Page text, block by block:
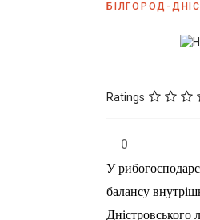
БІЛГОРОД-
Ratings
0
У
балансу
Дністровського